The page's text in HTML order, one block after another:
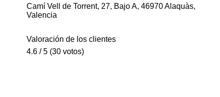
Camí Vell de Torrent, 27, Bajo A, 46970 Alaquàs,
Valencia
Valoración de los clientes
4.6 / 5 (30 votos)